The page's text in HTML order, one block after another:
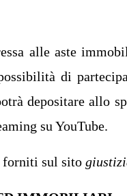
alle aste
di
depositare allo
su YouTube.
sul sito